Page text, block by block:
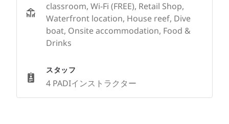
classroom, Wi-Fi (FREE), Retail Shop,
Waterfront location, House reef, Dive
boat, Onsite accommodation, Food &
Drinks
スタッフ
4 PADIインストラクター